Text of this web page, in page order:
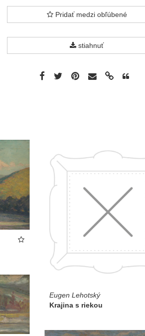
Pridať medzi obľúbené
stiahnuť
Eugen Lehotský
Krajina s riekou